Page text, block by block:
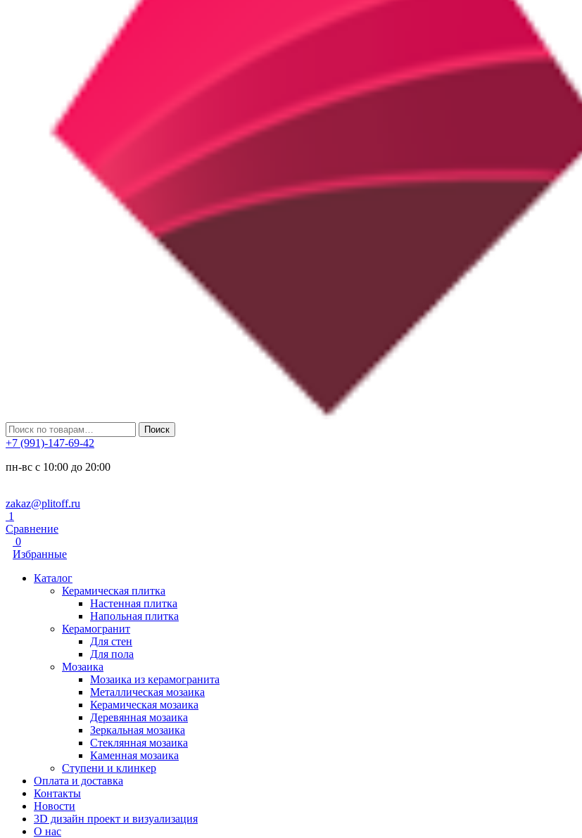
Искать: Поиск
+7 (991)-147-69-42
пн-вс с 10:00 до 20:00
zakaz@plitoff.ru
1
Сравнение
0
Избранные
Каталог
Керамическая плитка
Настенная плитка
Напольная плитка
Керамогранит
Для стен
Для пола
Мозаика
Мозаика из керамогранита
Металлическая мозаика
Керамическая мозаика
Деревянная мозаика
Зеркальная мозаика
Стеклянная мозаика
Каменная мозаика
Ступени и клинкер
Оплата и доставка
Контакты
Новости
3D дизайн проект и визуализация
О нас